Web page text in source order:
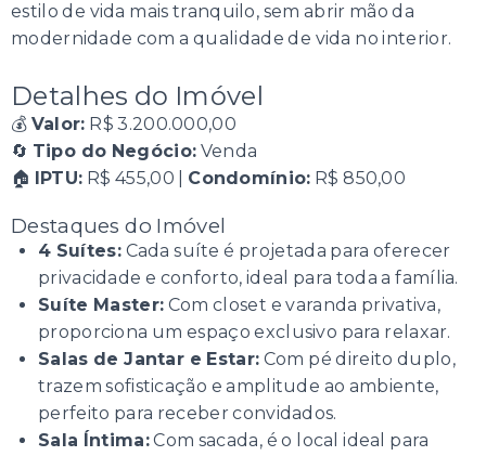
estilo de vida mais tranquilo, sem abrir mão da
modernidade com a qualidade de vida no interior.
Detalhes do Imóvel
💰 Valor: R$ 3.200.000,00
🔄 Tipo do Negócio: Venda
🏠
IPTU: R$ 455,00 | Condomínio: R$ 850,00
Destaques do Imóvel
4 Suítes:Cada suíte é projetada para oferecer
privacidade e conforto, ideal para toda a família.
Suíte Master: Com closet e varanda privativa,
proporciona um espaço exclusivo para relaxar.
Salas de Jantar e Estar: Com pé direito duplo,
trazem sofisticação e amplitude ao ambiente,
perfeito para receber convidados.
Sala Íntima:Com sacada, é o local ideal para